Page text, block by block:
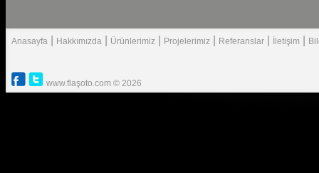
Anasayfa Hakkımızda Ürünlerimiz Projelerimiz Referanslar İletişim
www.flaşoto.com © 2026